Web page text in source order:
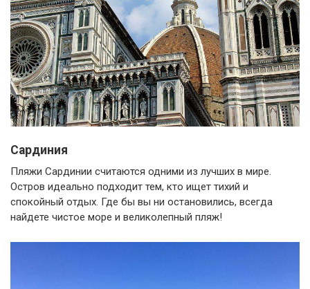
Сардиния
Пляжи Сардинии считаются одними из лучших в мире.
Остров идеально подходит тем, кто ищет тихий и
спокойный отдых. Где бы вы ни остановились, всегда
найдете чистое море и великолепный пляж!